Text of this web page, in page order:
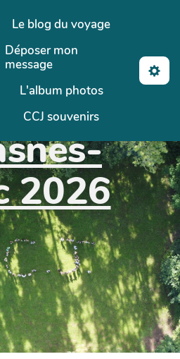
Le blog du voyage
Déposer mon
message
L'album photos
CCJ souvenirs
2026